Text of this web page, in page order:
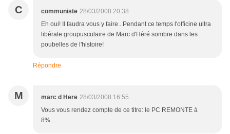
C communiste 28/03/2008 20:38
Eh oui! Il faudra vous y faire...Pendant ce temps l'officine ultra
libérale groupusculaire de Marc d'Héré sombre dans les
poubelles de l'histoire!
Répondre
M marc d Here 28/03/2008 16:55
Vous vous rendez compte de ce titre: le PC REMONTE à
8%.....